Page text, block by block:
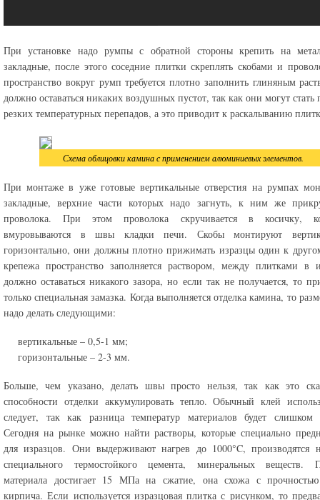
При установке надо румпы с обратной стороны крепить на
закладные, после этого соседние плитки скреплять скобами и
пространство вокруг румп требуется плотно заполнить глиняным
должно оставаться никаких воздушных пустот, так как они могут
резких температурных перепадов, а это приводит к раскалыванию
Схема облицовки камина с применением алюминиевых элементов.
При монтаже в уже готовые вертикальные отверстия на румпах
закладные, верхние части которых надо загнуть, к ним же
проволока. При этом проволока скручивается в косичку,
вмуровываются в швы кладки печи. Скобы монтируют
горизонтально, они должны плотно прижимать изразцы один к
крепежа пространство заполняется раствором, между плитками в
должно оставаться никакого зазора, но если так не получается, то
только специальная замазка. Когда выполняется отделка камина, то
надо делать следующими:
вертикальные – 0,5-1 мм;
горизонтальные – 2-3 мм.
Больше, чем указано, делать швы просто нельзя, так как это
способности отделки аккумулировать тепло. Обычный клей
следует, так как разница температур материалов будет слишком
Сегодня на рынке можно найти растворы, которые специально
для изразцов. Они выдерживают нагрев до 1000°C, производятся
специального термостойкого цемента, минеральных веществ.
материала достигает 15 МПа на сжатие, она схожа с
кирпича. Если используется изразцовая плитка с рисунком, то